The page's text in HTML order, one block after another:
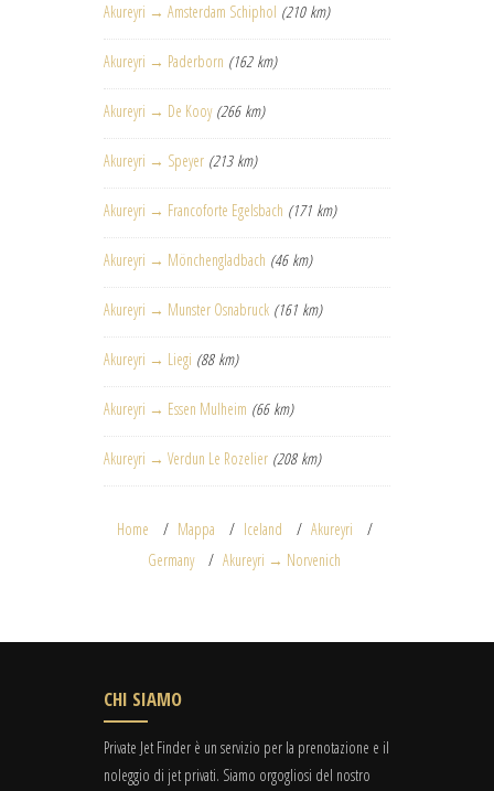
Akureyri → Amsterdam Schiphol (210 km)
Akureyri → Paderborn (162 km)
Akureyri → De Kooy (266 km)
Akureyri → Speyer (213 km)
Akureyri → Francoforte Egelsbach (171 km)
Akureyri → Mönchengladbach (46 km)
Akureyri → Munster Osnabruck (161 km)
Akureyri → Liegi (88 km)
Akureyri → Essen Mulheim (66 km)
Akureyri → Verdun Le Rozelier (208 km)
Home Mappa Iceland
Akureyri
Germany
Akureyri → Norvenich
CHI SIAMO
Private Jet Finder è un servizio per la prenotazione e il
noleggio di jet privati. Siamo orgogliosi del nostro